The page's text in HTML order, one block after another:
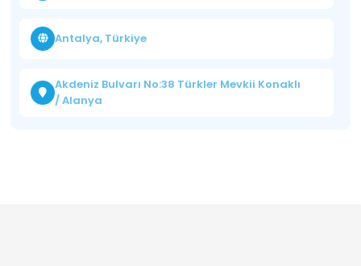
Antalya, Türkiye
Akdeniz Bulvarı No:38 Türkler Mevkii Konaklı
/ Alanya